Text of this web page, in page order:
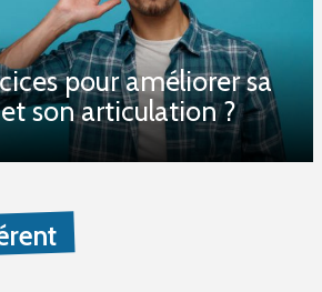
pour améliorer sa
son articulation ?